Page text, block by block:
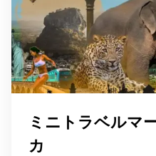
ミニトラベルマ
カ